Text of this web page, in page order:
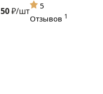
₽/шт
5
Отзывов 1